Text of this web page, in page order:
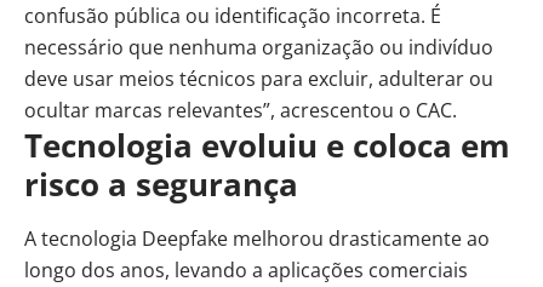
confusão pública ou identificação incorreta. É
necessário que nenhuma organização ou indivíduo
deve usar meios técnicos para excluir, adulterar ou
ocultar marcas relevantes”, acrescentou o CAC.
Tecnologia evoluiu e coloca em
risco a segurança
A tecnologia Deepfake melhorou drasticamente ao
longo dos anos, levando a aplicações comerciais